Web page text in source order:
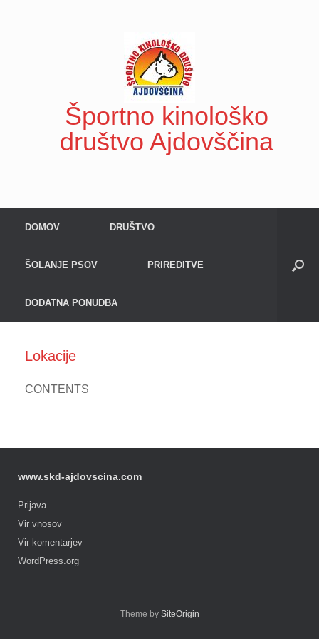
Športno kinološko
društvo Ajdovščina
DOMOV DRUŠTVO
ŠOLANJE PSOV PRIREDITVE
DODATNA PONUDBA
Lokacije
CONTENTS
www.skd-ajdovscina.com
Prijava
Vir vnosov
Vir komentarjev
WordPress.org
Theme by SiteOrigin